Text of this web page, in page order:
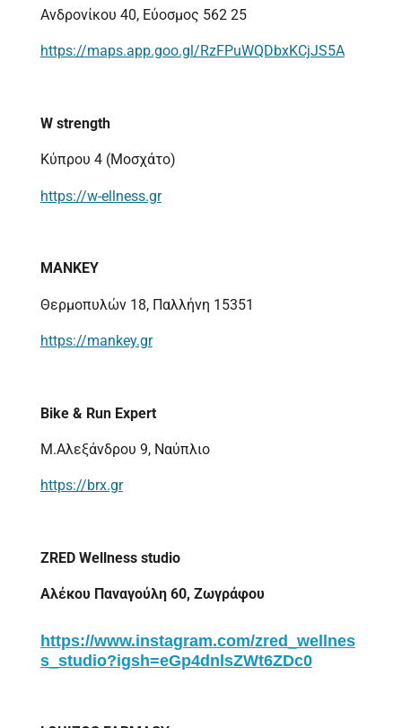
Ανδρονίκου 40, Εύοσμος 562 25
https://maps.app.goo.gl/RzFPuWQDbxKCjJS5A
W strength
Κύπρου 4 (Μοσχάτο)
https://w-ellness.gr
MANKEY
Θερμοπυλών 18, Παλλήνη 15351
https://mankey.gr
Bike & Run Expert
Μ.Αλεξάνδρου 9, Ναύπλιο
https://brx.gr
ZRED Wellness studio
Αλέκου Παναγούλη 60, Ζωγράφου
https://www.instagram.com/zred_wellnes
s_studio?igsh=eGp4dnlsZWt6ZDc0